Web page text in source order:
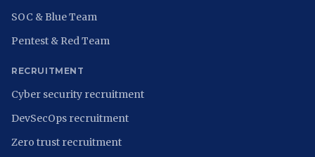
SOC & Blue Team
Pentest & Red Team
RECRUITMENT
Cyber security recruitment
DevSecOps recruitment
Zero trust recruitment